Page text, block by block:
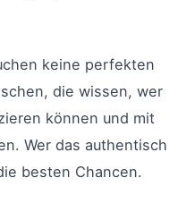
keine perfekten
die wissen, wer
können und mit
Wer das authentisch
besten Chancen.